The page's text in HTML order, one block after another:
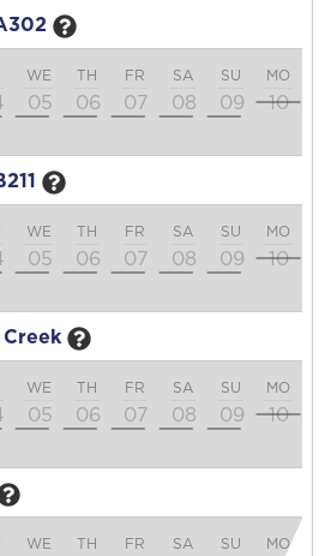
WE
05
TH
06
FR
07
SA
08
SU
09
MO
10
WE
05
TH
06
FR
07
SA
08
SU
09
MO
10
WE
05
TH
06
FR
07
SA
08
SU
09
MO
10
WE TH FR SA SU MO